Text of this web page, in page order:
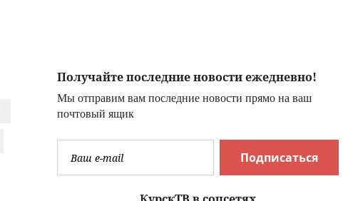
Получайте последние новости ежедневно!
Мы отправим вам последние новости прямо на ваш
почтовый ящик
Подписаться